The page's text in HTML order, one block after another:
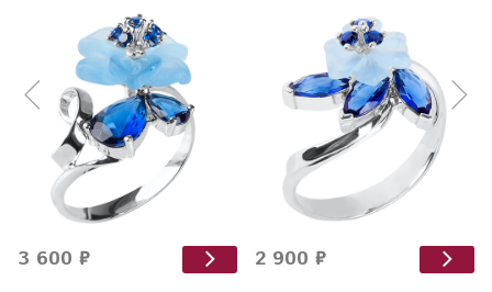
3 600 ₽ 2 900 ₽